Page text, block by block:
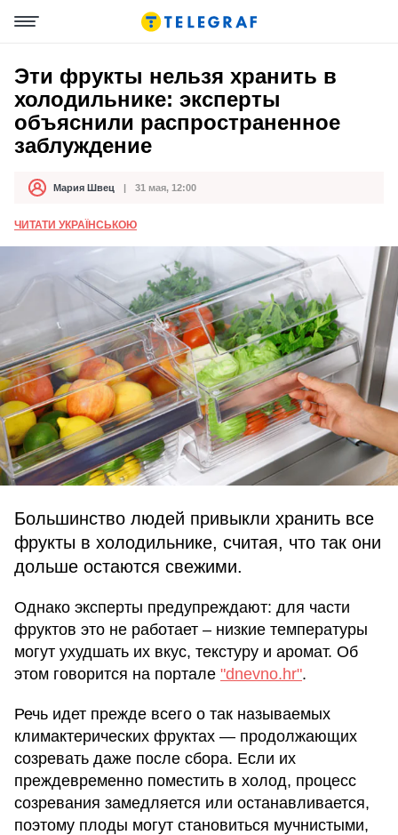
Эти фрукты нельзя хранить в
холодильнике: эксперты
объяснили распространенное
заблуждение
АвторМария Швец
Дата публикации 31 мая, 12:00
ЧИТАТИ УКРАЇНСЬКОЮ
Большинство людей привыкли хранить все
фрукты в холодильнике, считая, что так они
дольше остаются свежими.
Однако эксперты предупреждают: для части
фруктов это не работает – низкие температуры
могут ухудшать их вкус, текстуру и аромат. Об
этом говорится на портале "dnevno.hr".
Речь идет прежде всего о так называемых
климактерических фруктах — продолжающих
созревать даже после сбора. Если их
преждевременно поместить в холод, процесс
созревания замедляется или останавливается,
поэтому плоды могут становиться мучнистыми,